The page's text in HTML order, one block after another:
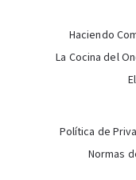
Haciendo
La Cocina del
Política de
Normas